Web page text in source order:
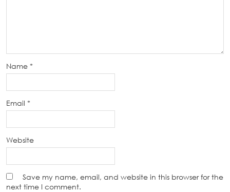
Name *
Email *
Website
Save my name, email, and website in this browser for the
next time I comment.